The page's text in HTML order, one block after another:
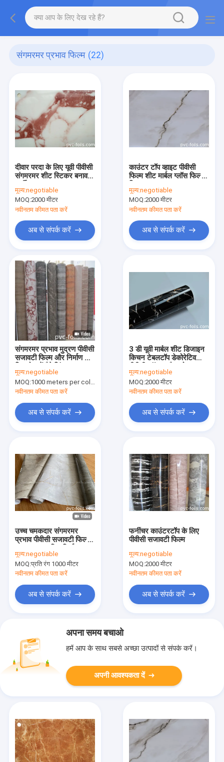
संगमरमर प्रभाव फिल्म (22)
दीवार परदा के लिए यूवी पीवीसी
संगमरमर शीट स्टिकर बनावट
मूल्य:negotiable
MOQ:2000 मीटर
नवीनतम कीमत पता करें
अब से संपर्क करें
काउंटर टॉप व्हाइट पीवीसी
फिल्म शीट मार्बल ग्लॉस फिल्म
मूल्य:negotiable
MOQ:2000 मीटर
नवीनतम कीमत पता करें
अब से संपर्क करें
संगमरमर प्रभाव मुद्रण पीवीसी
सजावटी फिल्म और निर्माण के
मूल्य:negotiable
MOQ:1000 meters per color
नवीनतम कीमत पता करें
अब से संपर्क करें
3 डी यूवी मार्बल शीट डिजाइन
किचन टेबलटॉप डेकोरेटिव
मूल्य:negotiable
MOQ:2000 मीटर
नवीनतम कीमत पता करें
अब से संपर्क करें
उच्च चमकदार संगमरमर
प्रभाव पीवीसी सजावटी फिल्म
मूल्य:negotiable
MOQ:प्रति रंग 1000 मीटर
नवीनतम कीमत पता करें
अब से संपर्क करें
फर्नीचर काउंटरटॉप के लिए
पीवीसी सजावटी फिल्म
मूल्य:negotiable
MOQ:2000 मीटर
नवीनतम कीमत पता करें
अब से संपर्क करें
अपना समय बचाओ
हमें आप के साथ सबसे अच्छा उत्पादों से संपर्क करें।
अपनी आवश्यकता दें